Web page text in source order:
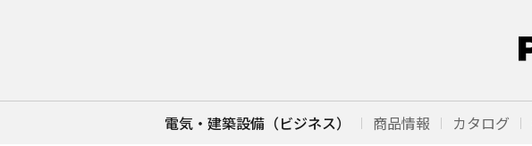
電気・建築設備（ビジネス） 商品情報 カタログ